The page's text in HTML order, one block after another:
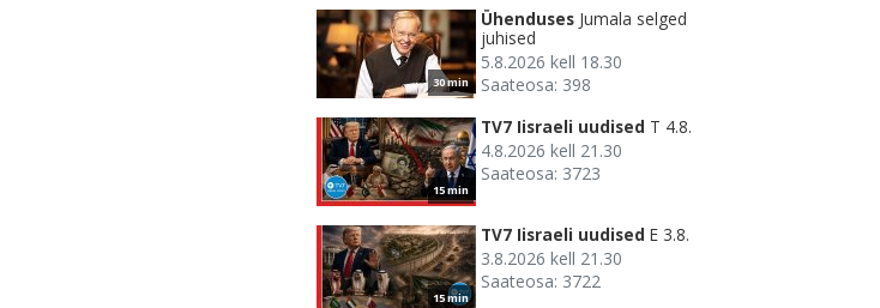
30 min
Ühenduses Jumala selged
juhised
5.8.2026 kell 18.30
Saateosa: 398
15 min
TV7 Iisraeli uudised T 4.8.
4.8.2026 kell 21.30
Saateosa: 3723
15 min
TV7 Iisraeli uudised E 3.8.
3.8.2026 kell 21.30
Saateosa: 3722